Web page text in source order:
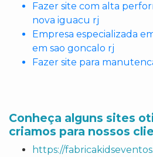
Fazer site com alta
nova iguacu rj
Empresa especializada
em sao goncalo rj
Fazer site para
Conheça alguns sites
criamos para nossos
https://